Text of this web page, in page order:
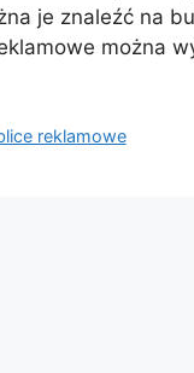
je znaleźć na
można
reklamowe